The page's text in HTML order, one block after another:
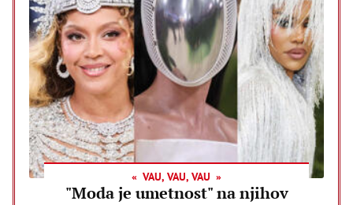
VAU, VAU, VAU
"Moda je umetnost" na njihov